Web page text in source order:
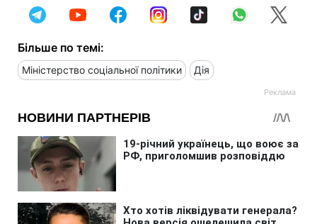
Більше по темі:
Міністерство соціальної політики Дія